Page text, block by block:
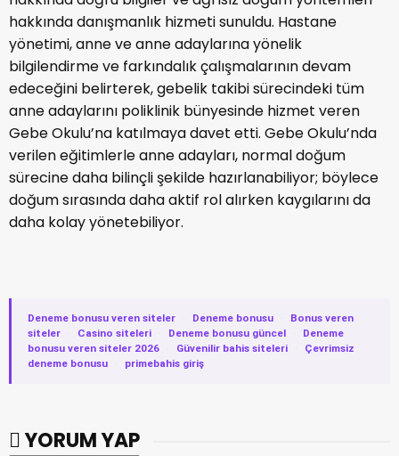
hakkında danışmanlık hizmeti sunuldu. Hastane
yönetimi, anne ve anne adaylarına yönelik
bilgilendirme ve farkındalık çalışmalarının devam
edeceğini belirterek, gebelik takibi sürecindeki tüm
anne adaylarını poliklinik bünyesinde hizmet veren
Gebe Okulu’na katılmaya davet etti. Gebe Okulu’nda
verilen eğitimlerle anne adayları, normal doğum
sürecine daha bilinçli şekilde hazırlanabiliyor; böylece
doğum sırasında daha aktif rol alırken kaygılarını da
daha kolay yönetebiliyor.
Deneme bonusu veren siteler · Deneme bonusu ·
Bonus veren
siteler
· Casino siteleri · Deneme bonusu güncel ·
Deneme
bonusu veren siteler 2026
· Güvenilir bahis siteleri ·
Çevrimsiz
deneme bonusu
· primebahis giriş
YORUM YAP